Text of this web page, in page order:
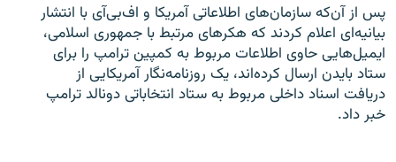
پس از آن‌که سازمان‌های اطلاعاتی آمریکا و اف‌بی‌آی با انتشار
بیانیه‌ای اعلام کردند که هکرهای مرتبط با جمهوری اسلامی،
ایمیل‌هایی حاوی اطلاعات مربوط به کمپین ترامپ را برای
ستاد بایدن ارسال کرده‌اند، یک روزنامه‌نگار آمریکایی از
دریافت اسناد داخلی مربوط به ستاد انتخاباتی دونالد ترامپ
خبر داد.